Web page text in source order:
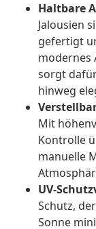
Haltbare
Jalousien
gefertigt
modernes
sorgt
hinweg
Mit
Kontrolle
manuelle
UV-
Schutz,
Sonne